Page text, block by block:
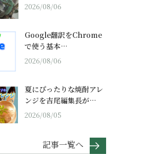
2026/08/06
Google翻訳をChrome
で使う基本…
2026/08/06
夏にぴったりな焼酎アレ
ンジを吉尾編集長が…
2026/08/05
記事一覧へ